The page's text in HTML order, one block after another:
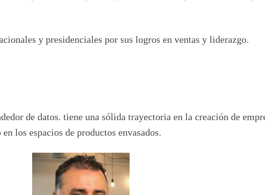
y presidenciales por sus logros en ventas y liderazgo.
de datos. tiene una sólida trayectoria en la creación de
los espacios de productos envasados.